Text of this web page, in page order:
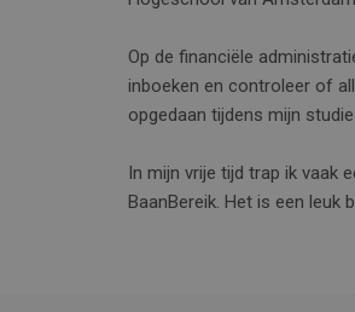
Op de financiële
inboeken en controleer of
opgedaan tijdens mijn
In mijn vrije tijd trap ik vaak
BaanBereik. Het is een leuk